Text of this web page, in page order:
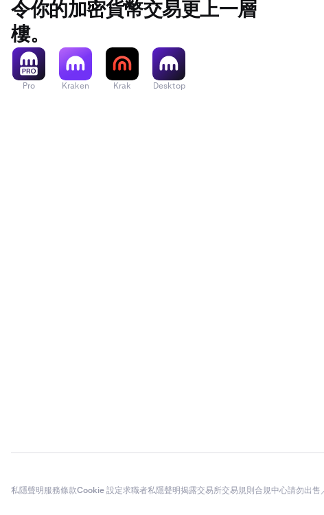
令你的加密貨幣交易更上一層
樓。
Pro Kraken Krak Desktop
私隱聲明服務條款Cookie 設定求職者私隱聲明揭露交易所交易規則合規中心請勿出售